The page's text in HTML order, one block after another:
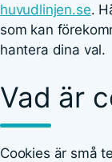
huvudlinjen.se.
som kan
hantera dina val.
Vad är
Cookies är små